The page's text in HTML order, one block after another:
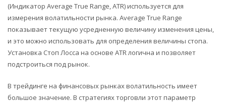
(Индикатор Average True Range, ATR) используется для
измерения волатильности рынка. Average True Range
показывает текущую усредненную величину изменения цены,
и это можно использовать для определения величины стопа.
Установка Стоп Лосса на основе ATR логична и позволяет
подстроиться под рынок.
В трейдинге на финансовых рынках волатильность имеет
большое значение. В стратегиях торговли этот параметр